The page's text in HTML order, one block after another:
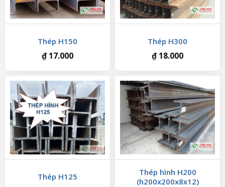
Thép H150
₫ 17.000
Thép H300
₫ 18.000
Thép H125
Thép hình H200
(h200x200x8x12)